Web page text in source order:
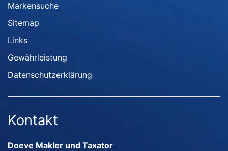
Markensuche
Sitemap
Links
Gewährleistung
Datenschutzerklärung
Kontakt
Doeve Makler und Taxator